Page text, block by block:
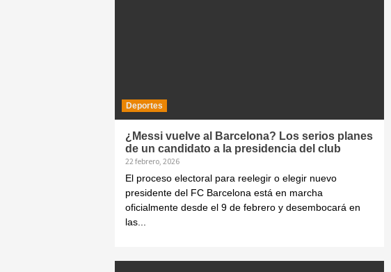
Deportes
¿Messi vuelve al Barcelona? Los serios planes
de un candidato a la presidencia del club
22 febrero, 2026
El proceso electoral para reelegir o elegir nuevo
presidente del FC Barcelona está en marcha
oficialmente desde el 9 de febrero y desembocará en
las...